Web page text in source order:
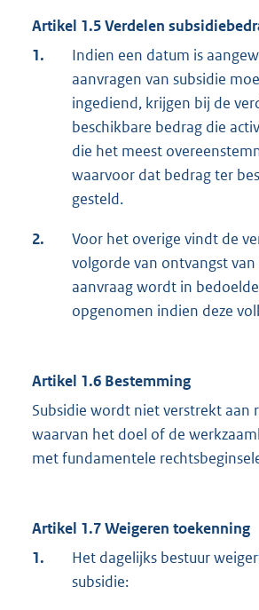
Artikel 1.5 Verdelen
1.
Indien een datum is
aanvragen van subsidie
ingediend, krijgen bij de
beschikbare bedrag die
die het meest
waarvoor dat bedrag ter
gesteld.
2.
Voor het overige vindt de
volgorde van ontvangst van
aanvraag wordt in
opgenomen indien deze
Artikel 1.6 Bestemming
Subsidie wordt niet verstrekt aan
waarvan het doel of de
met fundamentele
Artikel 1.7 Weigeren toekenning
1.
Het dagelijks bestuur
subsidie: